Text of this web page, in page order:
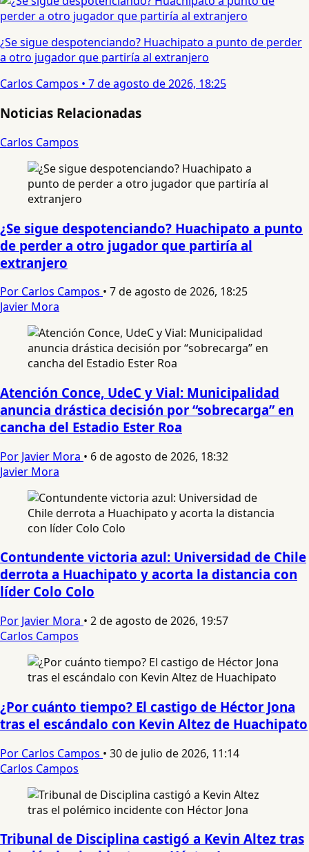
¿Se sigue despotenciando? Huachipato a punto de perder
a otro jugador que partiría al extranjero
Carlos Campos • 7 de agosto de 2026, 18:25
Noticias Relacionadas
Carlos Campos
¿Se sigue despotenciando? Huachipato a punto
de perder a otro jugador que partiría al
extranjero
Por Carlos Campos • 7 de agosto de 2026, 18:25
Javier Mora
Atención Conce, UdeC y Vial: Municipalidad
anuncia drástica decisión por “sobrecarga” en
cancha del Estadio Ester Roa
Por Javier Mora • 6 de agosto de 2026, 18:32
Javier Mora
Contundente victoria azul: Universidad de Chile
derrota a Huachipato y acorta la distancia con
líder Colo Colo
Por Javier Mora • 2 de agosto de 2026, 19:57
Carlos Campos
¿Por cuánto tiempo? El castigo de Héctor Jona
tras el escándalo con Kevin Altez de Huachipato
Por Carlos Campos • 30 de julio de 2026, 11:14
Carlos Campos
Tribunal de Disciplina castigó a Kevin Altez tras